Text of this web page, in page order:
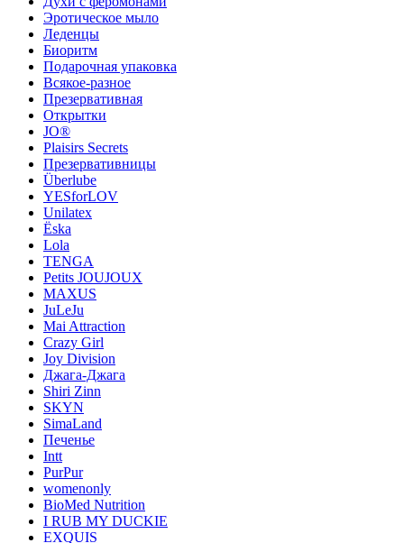
Эротическое мыло
Леденцы
Биоритм
Подарочная упаковка
Всякое-разное
Презервативная
Открытки
JO®
Plaisirs Secrets
Презервативницы
Überlube
YESforLOV
Unilatex
Ёska
Lola
TENGA
Petits JOUJOUX
MAXUS
JuLeJu
Mai Attraction
Crazy Girl
Joy Division
Джага-Джага
Shiri Zinn
SKYN
SimaLand
Печенье
Intt
PurPur
womenonly
BioMed Nutrition
I RUB MY DUCKIE
EXQUIS